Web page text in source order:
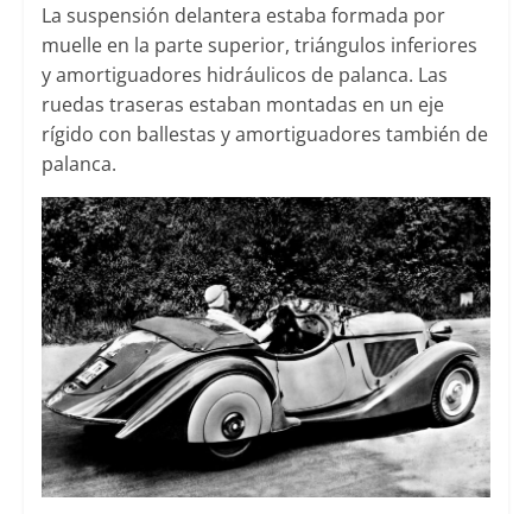
La suspensión delantera estaba formada por
muelle en la parte superior, triángulos inferiores
y amortiguadores hidráulicos de palanca. Las
ruedas traseras estaban montadas en un eje
rígido con ballestas y amortiguadores también de
palanca.